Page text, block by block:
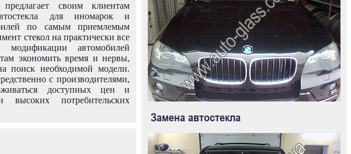
предлагает своим клиентам
для иномарок и
по самым приемлемым
стекол на практически все
автомобилей
экономить время и нервы,
поиск необходимой модели.
с производителями,
доступных цен и
потребительских
Замена автостекла